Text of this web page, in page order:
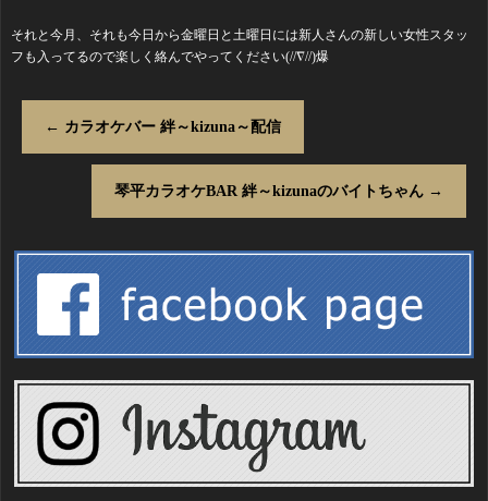
それと今月、それも今日から金曜日と土曜日には新人さんの新しい女性スタッ
フも入ってるので楽しく絡んでやってください(//∇//)爆
← カラオケバー 絆～kizuna～配信
琴平カラオケBAR 絆～kizunaのバイトちゃん →